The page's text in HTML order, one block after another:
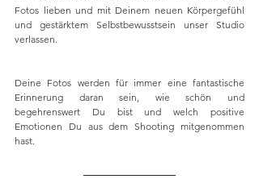
Fotos lieben und mit Deinem neuen Körpergefühl
und gestärktem Selbstbewusstsein unser Studio
verlassen.
Deine Fotos werden für immer eine fantastische
Erinnerung daran sein, wie schön und
begehrenswert Du bist und welch positive
Emotionen Du aus dem Shooting mitgenommen
hast.